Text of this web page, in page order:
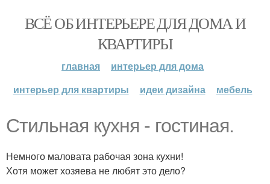
ВСЁ ОБ ИНТЕРЬЕРЕ ДЛЯ ДОМА И
КВАРТИРЫ
главная
интерьер для дома
интерьер для квартиры
идеи дизайна мебель
Стильная кухня - гостиная.
Немного маловата рабочая зона кухни!
Хотя может хозяева не любят это дело?